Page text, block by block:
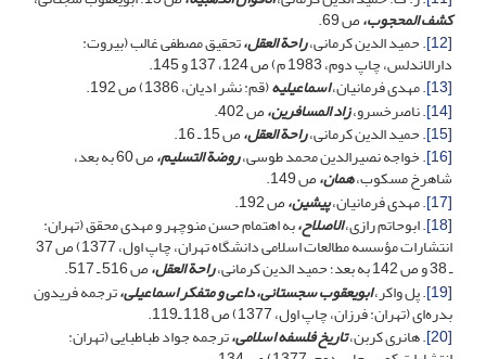
کشف المحجوب،ص 69.
[12] . حمید الدین کرمانی،راحة العقل،تحقیق مصطفی غالب (بیروت:
دارالاندلس، چاپ دوم، 1983 م) ص 124، 137 و 145.
[13] . مهدی فرمانیان،اسماعیلیه(قم: نشر ادیان، 1386) ص 192.
[14] . ناصرخسرو،زاد المسافرین،ص 402.
[15] . حمید الدین کرمانی،راحة العقل،ص 15 ـ 16.
[16] . خواجه نصیرالدین محمد طوسی،روضة التسلیم، ص 60 به بعد،
شاهرخ مسکوب،همان،ص 149.
[17] . مهدی فرمانیان،پیشین،ص 192.
[18] . ابوحاتم رازی،الاصلاح،به اهتمام حسن منوچهر و مهدی محقق (تهران:
انتشارات مؤسسه مطالعات اسلامی دانشگاه تهران، چاپ اول، 1377) ص 37
ـ 38 و ص 142 به بعد؛ حمید الدین کرمانی، راحة العقل،ص 516 ـ 517.
[19] . پل واکر،ابویعقوب سجستانی،داعی و متفکر اسماعیلی،ترجمه فریدون
بدره‌ای (تهران: فرزان، چاپ اول، 1377) ص 118 ـ‌119.
[20] . هانری کربن،تاریخ فلسفه اسلامی،ترجمه جواد طباطبایی (تهران: